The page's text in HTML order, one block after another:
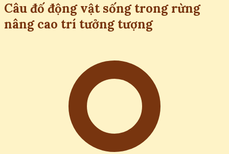
Câu đố động vật sống trong rừng
nâng cao trí tưởng tượng